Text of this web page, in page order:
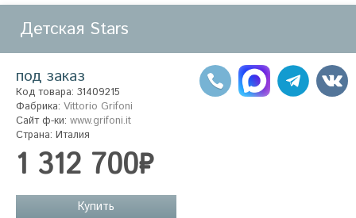
Детская Stars
под заказ
Код товара: 31409215
Фабрика: Vittorio Grifoni
Сайт ф-ки: www.grifoni.it
Страна: Италия
1 312 700₽
Купить